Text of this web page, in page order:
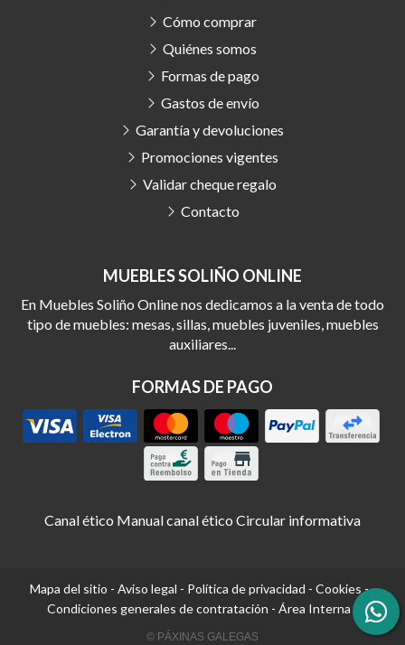
MUEBLES SOLIÑO ONLINE
En Muebles Soliño Online nos dedicamos a la venta de todo
tipo de muebles: mesas, sillas, muebles juveniles, muebles
auxiliares...
FORMAS DE PAGO
Cómo comprar
Quiénes somos
Formas de pago
Gastos de envío
Garantía y devoluciones
Promociones vigentes
Validar cheque regalo
Contacto
Canal ético Manual canal ético Circular informativa
Mapa del sitio - Aviso legal - Política de privacidad - Cookies-
Condiciones generales de contratación - Área Interna
© PÁXINAS GALEGAS